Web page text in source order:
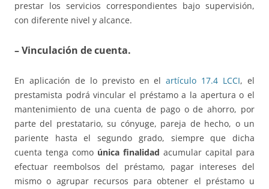
prestar los servicios correspondientes bajo supervisión,
con diferente nivel y alcance.
– Vinculación de cuenta.
En aplicación de lo previsto en elartículo 17.4 LCCI, el
prestamista podrá vincular el préstamo a la apertura o el
mantenimiento de una cuenta de pago o de ahorro, por
parte del prestatario, su cónyuge, pareja de hecho, o un
pariente hasta el segundo grado, siempre que dicha
cuenta tenga como única finalidad acumular capital para
efectuar reembolsos del préstamo, pagar intereses del
mismo o agrupar recursos para obtener el préstamo u